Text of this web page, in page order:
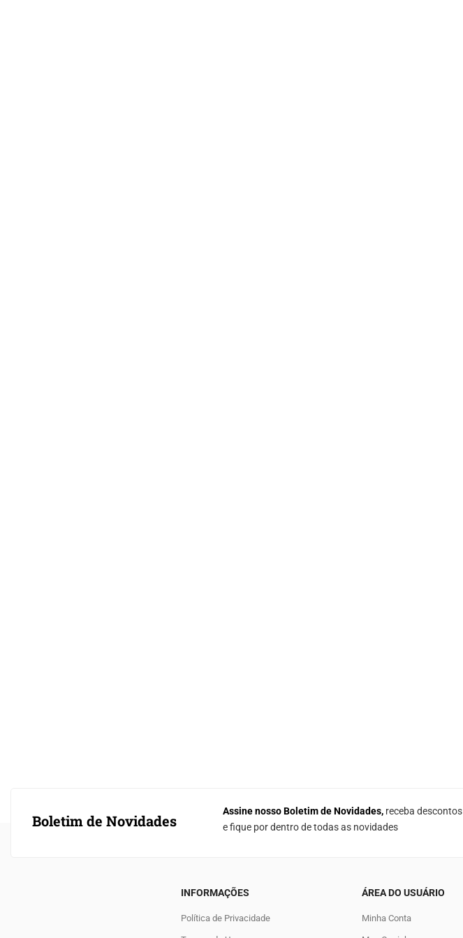
Boletim de Novidades
Assine nosso Boletim de Novidades, receba descontos
e fique por dentro de todas as novidades
INFORMAÇÕES
Política de Privacidade
ÁREA DO USUÁRIO
Minha Conta